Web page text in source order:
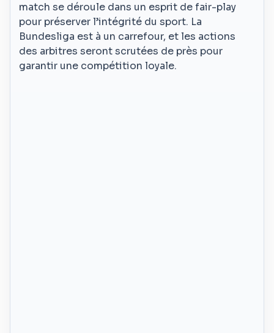
match se déroule dans un esprit de fair-play
pour préserver l’intégrité du sport. La
Bundesliga est à un carrefour, et les actions
des arbitres seront scrutées de près pour
garantir une compétition loyale.